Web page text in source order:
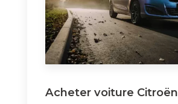
Acheter voiture Citroën